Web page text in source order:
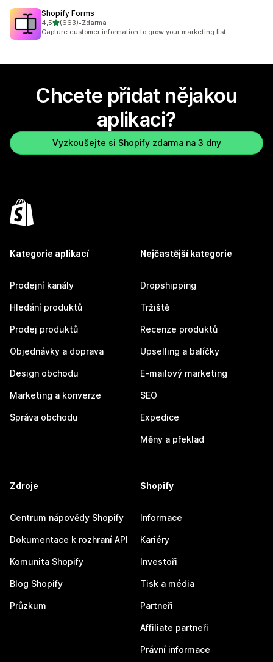
Shopify Forms
4,5z 5 hvězd
(663)
Celkový počet recenzí: 663
•Zdarma
Capture customer information to grow your marketing list
Chcete přidat nějakou
aplikaci?
Vyzkoušejte si Shopify zdarma na 3 dny
Kategorie aplikací
Prodejní kanály
Hledání produktů
Prodej produktů
Objednávky a doprava
Design obchodu
Marketing a konverze
Správa obchodu
Nejčastější kategorie
Dropshipping
Tržiště
Recenze produktů
Upselling a balíčky
E-mailový marketing
SEO
Expedice
Měny a překlad
Zdroje
Centrum nápovědy Shopify
Dokumentace k rozhraní API
Komunita Shopify
Blog Shopify
Průzkum
Shopify
Informace
Kariéry
Investoři
Tisk a média
Partneři
Affiliate partneři
Právní informace